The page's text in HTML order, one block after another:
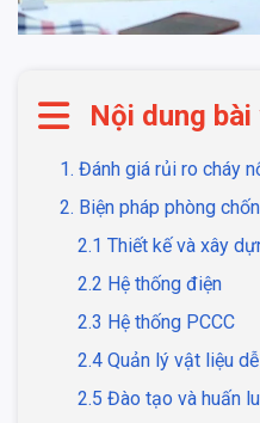
Nội dung
1. Đánh giá rủi ro cháy
2. Biện pháp phòng
2.1 Thiết kế và xây
2.2 Hệ thống điện
2.3 Hệ thống PCCC
2.4 Quản lý vật liệu
2.5 Đào tạo và huấn